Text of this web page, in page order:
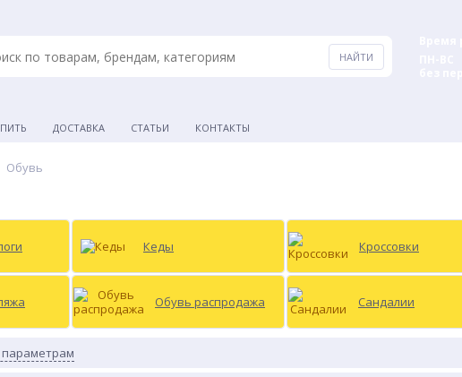
ДОСТАВКА СТАТЬИ КОНТАКТЫ
Обувь
Кеды Кроссовки
Обувь распродажа Сандалии